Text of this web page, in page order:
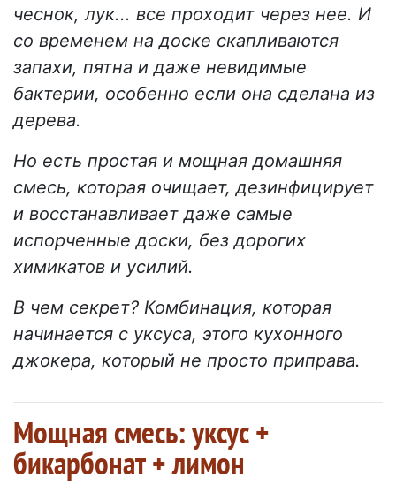
чеснок, лук... все проходит через нее. И
со временем на доске скапливаются
запахи, пятна и даже невидимые
бактерии, особенно если она сделана из
дерева.
Но есть простая и мощная домашняя
смесь, которая очищает, дезинфицирует
и восстанавливает даже самые
испорченные доски, без дорогих
химикатов и усилий.
В чем секрет? Комбинация, которая
начинается с уксуса, этого кухонного
джокера, который не просто приправа.
Мощная смесь: уксус +
бикарбонат + лимон